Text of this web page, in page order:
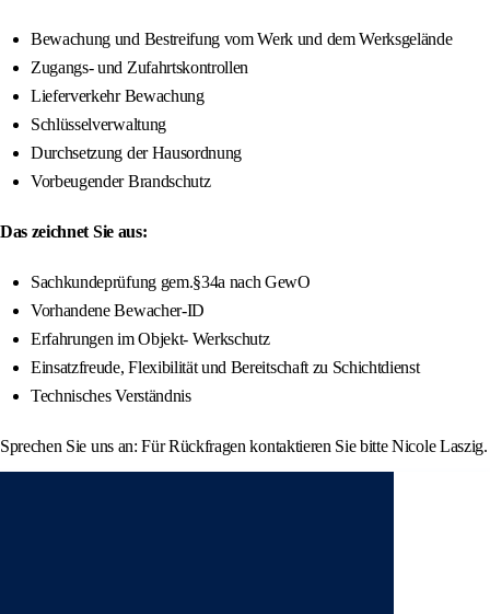
Bewachung und Bestreifung vom Werk und dem Werksgelände
Zugangs- und Zufahrtskontrollen
Lieferverkehr Bewachung
Schlüsselverwaltung
Durchsetzung der Hausordnung
Vorbeugender Brandschutz
Das zeichnet Sie aus:
Sachkundeprüfung gem.§34a nach GewO
Vorhandene Bewacher-ID
Erfahrungen im Objekt- Werkschutz
Einsatzfreude, Flexibilität und Bereitschaft zu Schichtdienst
Technisches Verständnis
Sprechen Sie uns an: Für Rückfragen kontaktieren Sie bitte Nicole Laszig.